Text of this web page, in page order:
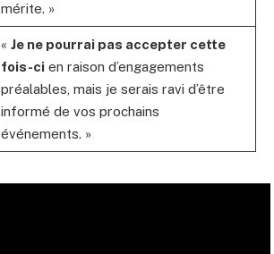
mérite. »
« Je ne pourrai pas accepter cette
fois-cien raison d’engagements
préalables, mais je serais ravi d’être
informé de vos prochains
événements. »